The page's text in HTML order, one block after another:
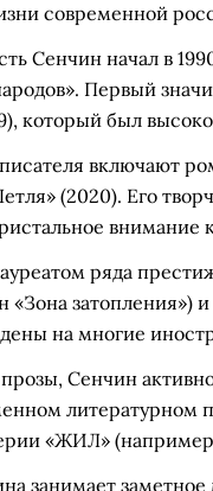
современной
Сенчин начал в
Первый
который был
включают
(2020). Его
ряда
«Зона
на многие
Сенчин
литературном
«ЖИЛ»
занимает